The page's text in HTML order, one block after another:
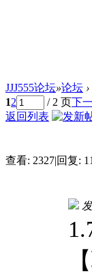
JJJ555论坛»论坛 ›
12 / 2 页下
返回列表
查看: 2327|回复: 11